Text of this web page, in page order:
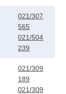
021/307
565
021/504
239
021/309
189
021/309